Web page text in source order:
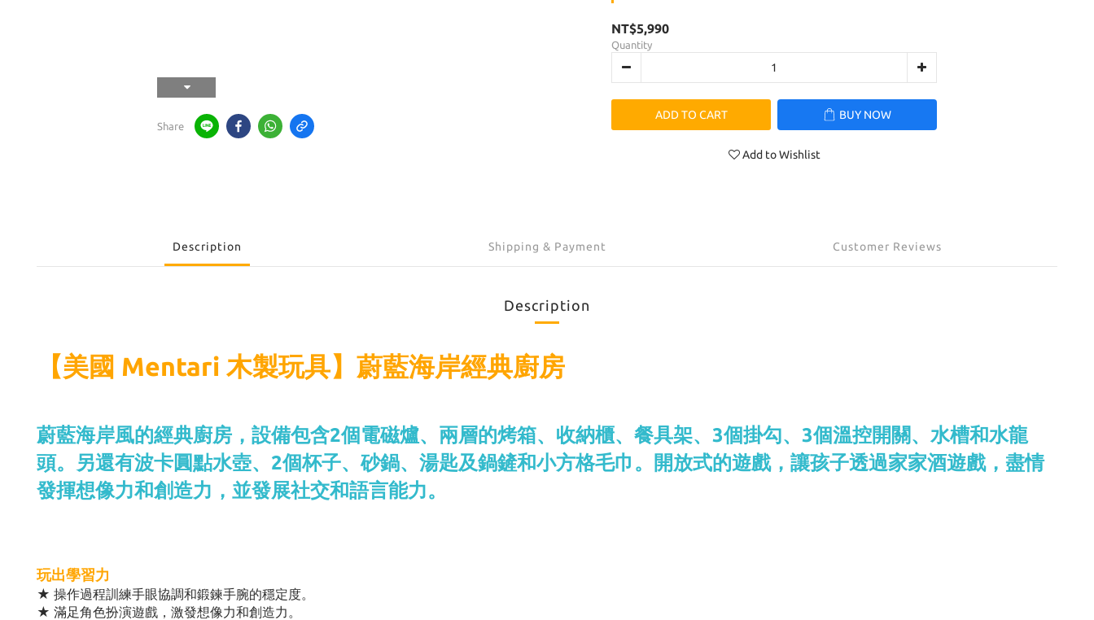
Share
NT$5,990
Quantity
ADD TO CART BUY NOW
Add to Wishlist
Description Shipping & Payment Customer Reviews
Description
【美國 Mentari 木製玩具】蔚藍海岸經典廚房
蔚藍海岸風的經典廚房，設備包含2個電磁爐、兩層的烤箱、收納櫃、餐具架、3個掛勾、3個溫控開關、水槽和水龍
頭。另還有波卡圓點水壺、2個杯子、砂鍋、湯匙及鍋鏟和小方格毛巾。開放式的遊戲，讓孩子透過家家酒遊戲，盡情
發揮想像力和創造力，並發展社交和語言能力。
玩出學習力
★ 操作過程訓練手眼協調和鍛鍊手腕的穩定度。
★ 滿足角色扮演遊戲，激發想像力和創造力。